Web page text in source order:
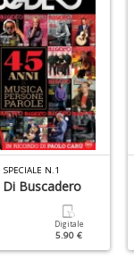
N.1
Buscadero
Digitale
5.90 €